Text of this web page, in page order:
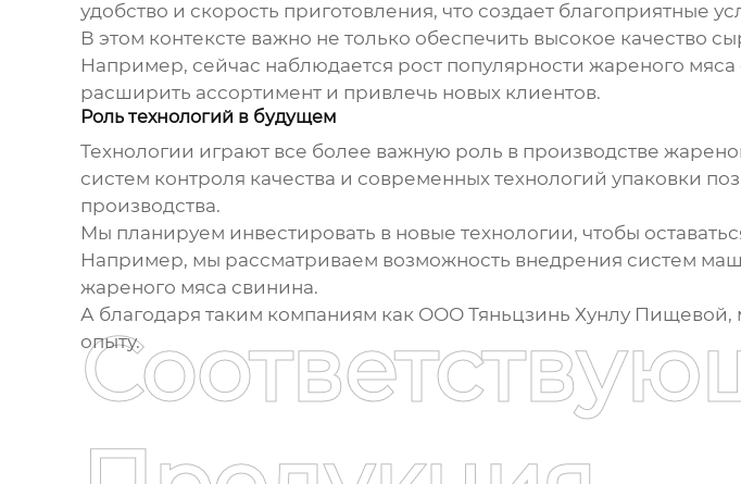
удобство и скорость приготовления, что создает благоприятные
В этом контексте важно не только обеспечить высокое качество
Например, сейчас наблюдается рост популярности жареного мяса
расширить ассортимент и привлечь новых клиентов.
Роль технологий в будущем
Технологии играют все более важную роль в производстве
систем контроля качества и современных технологий упаковки
производства.
Мы планируем инвестировать в новые технологии, чтобы
Например, мы рассматриваем возможность внедрения систем
жареного мяса свинина.
А благодаря таким компаниям как ООО Тяньцзинь Хунлу
опыту.